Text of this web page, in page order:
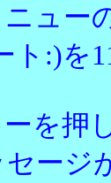
ューの
ト:)を
ーを
ージ